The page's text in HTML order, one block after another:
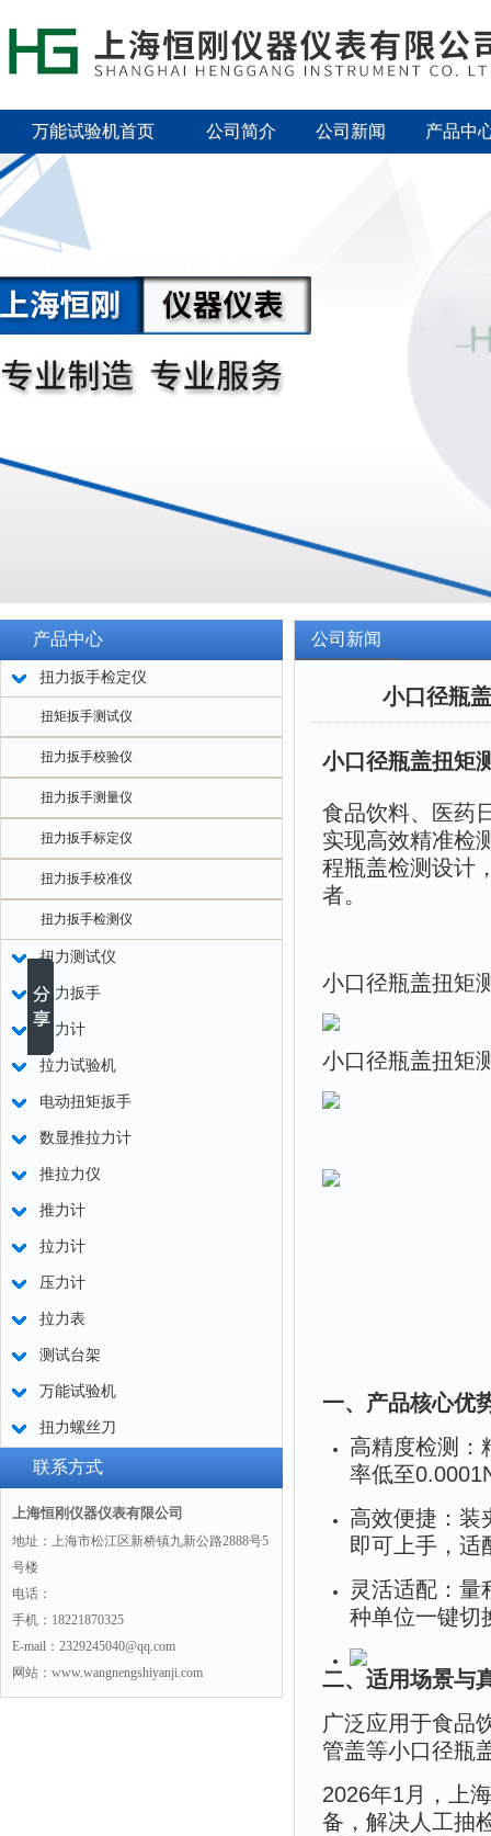
万能试验机首页 公司简介 公司新闻 产品中
产品中心
扭力扳手检定仪
扭矩扳手测试仪
扭力扳手校验仪
扭力扳手测量仪
扭力扳手标定仪
扭力扳手校准仪
扭力扳手检测仪
扭力测试仪
扭力扳手
测力计
拉力试验机
电动扭矩扳手
数显推拉力计
推拉力仪
推力计
拉力计
压力计
拉力表
测试台架
万能试验机
扭力螺丝刀
联系方式
上海恒刚仪器仪表有限公司
地址：上海市松江区新桥镇九新公路2888号5
号楼
电话：
手机：18221870325
E-mail：2329245040@qq.com
网站：www.wangnengshiyanji.com
公司新闻
小口径瓶
小口径瓶盖扭矩
食品饮料、医药
实现高效精准检
程瓶盖检测设计
者。
小口径瓶盖扭矩
小口径瓶盖扭矩
一、产品核心优
高精度检测：
率低至
高效便捷：装
即可上手，适
灵活适配：量
种单位一键切
二、适用场景与
广泛应用于食品
管盖等小口径瓶
2026年1月，上
备，解决人工抽